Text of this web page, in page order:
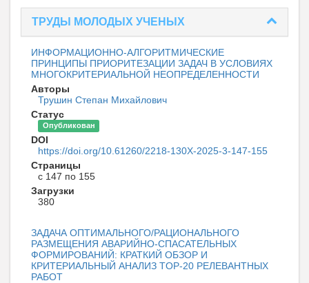
ТРУДЫ МОЛОДЫХ УЧЕНЫХ
ИНФОРМАЦИОННО-АЛГОРИТМИЧЕСКИЕ
ПРИНЦИПЫ ПРИОРИТЕЗАЦИИ ЗАДАЧ В УСЛОВИЯХ
МНОГОКРИТЕРИАЛЬНОЙ НЕОПРЕДЕЛЕННОСТИ
Авторы
Трушин Степан Михайлович
Статус
Опубликован
DOI
https://doi.org/10.61260/2218-130X-2025-3-147-155
Страницы
с 147 по 155
Загрузки
380
ЗАДАЧА ОПТИМАЛЬНОГО/РАЦИОНАЛЬНОГО
РАЗМЕЩЕНИЯ АВАРИЙНО-СПАСАТЕЛЬНЫХ
ФОРМИРОВАНИЙ: КРАТКИЙ ОБЗОР И
КРИТЕРИАЛЬНЫЙ АНАЛИЗ TOP-20 РЕЛЕВАНТНЫХ
РАБОТ